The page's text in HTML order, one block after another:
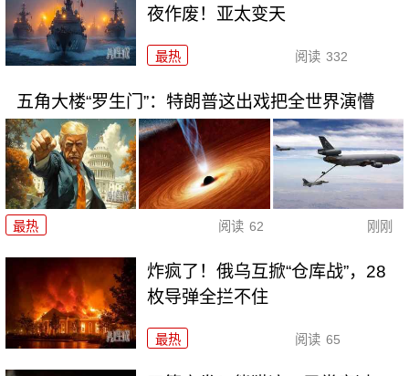
夜作废！亚太变天
最热 阅读 332
五角大楼“罗生门”：特朗普这出戏把全世界演懵
最热 阅读 62 刚刚
炸疯了！俄乌互掀“仓库战”，28
枚导弹全拦不住
最热 阅读 65